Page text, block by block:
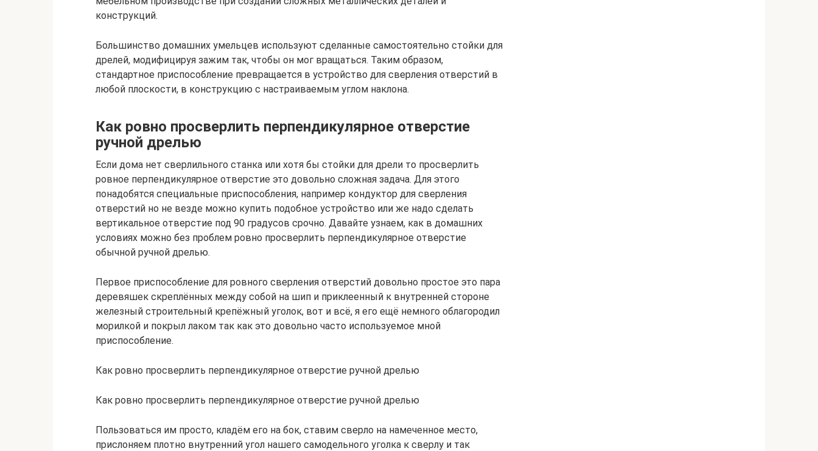
конструкций.
Большинство домашних умельцев используют сделанные самостоятельно стойки для
дрелей, модифицируя зажим так, чтобы он мог вращаться. Таким образом,
стандартное приспособление превращается в устройство для сверления отверстий в
любой плоскости, в конструкцию с настраиваемым углом наклона.
Как ровно просверлить перпендикулярное отверстие
ручной дрелью
Если дома нет сверлильного станка или хотя бы стойки для дрели то просверлить
ровное перпендикулярное отверстие это довольно сложная задача. Для этого
понадобятся специальные приспособления, например кондуктор для сверления
отверстий но не везде можно купить подобное устройство или же надо сделать
вертикальное отверстие под 90 градусов срочно. Давайте узнаем, как в домашних
условиях можно без проблем ровно просверлить перпендикулярное отверстие
обычной ручной дрелью.
Первое приспособление для ровного сверления отверстий довольно простое это пара
деревяшек скреплённых между собой на шип и приклеенный к внутренней стороне
железный строительный крепёжный уголок, вот и всё, я его ещё немного облагородил
морилкой и покрыл лаком так как это довольно часто используемое мной
приспособление.
Как ровно просверлить перпендикулярное отверстие ручной дрелью
Как ровно просверлить перпендикулярное отверстие ручной дрелью
Пользоваться им просто, кладём его на бок, ставим сверло на намеченное место,
прислоняем плотно внутренний угол нашего самодельного уголка к сверлу и так